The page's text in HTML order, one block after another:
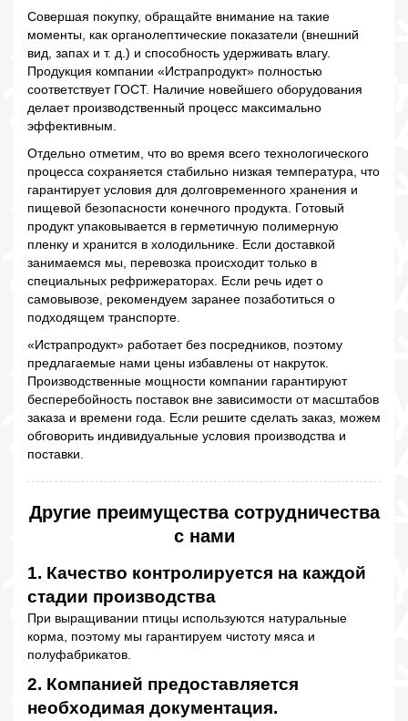
Совершая покупку, обращайте внимание на такие
моменты, как органолептические показатели (внешний
вид, запах и т. д.) и способность удерживать влагу.
Продукция компании «Истрапродукт» полностью
соответствует ГОСТ. Наличие новейшего оборудования
делает производственный процесс максимально
эффективным.
Отдельно отметим, что во время всего технологического
процесса сохраняется стабильно низкая температура, что
гарантирует условия для долговременного хранения и
пищевой безопасности конечного продукта. Готовый
продукт упаковывается в герметичную полимерную
пленку и хранится в холодильнике. Если доставкой
занимаемся мы, перевозка происходит только в
специальных рефрижераторах. Если речь идет о
самовывозе, рекомендуем заранее позаботиться о
подходящем транспорте.
«Истрапродукт» работает без посредников, поэтому
предлагаемые нами цены избавлены от накруток.
Производственные мощности компании гарантируют
бесперебойность поставок вне зависимости от масштабов
заказа и времени года. Если решите сделать заказ, можем
обговорить индивидуальные условия производства и
поставки.
Другие преимущества сотрудничества
с нами
1. Качество контролируется на каждой
стадии производства
При выращивании птицы используются натуральные
корма, поэтому мы гарантируем чистоту мяса и
полуфабрикатов.
2. Компанией предоставляется
необходимая документация.